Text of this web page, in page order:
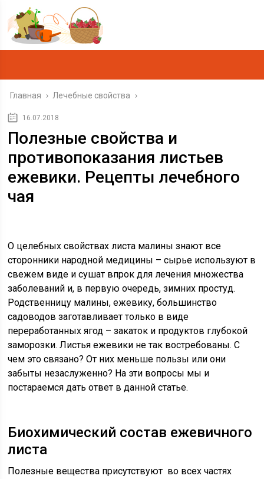
Главная › Лечебные свойства ›
16.07.2018
Полезные свойства и
противопоказания листьев
ежевики. Рецепты лечебного
чая
О целебных свойствах листа малины знают все
сторонники народной медицины – сырье используют в
свежем виде и сушат впрок для лечения множества
заболеваний и, в первую очередь, зимних простуд.
Родственницу малины, ежевику, большинство
садоводов заготавливает только в виде
переработанных ягод – закаток и продуктов глубокой
заморозки. Листья ежевики не так востребованы. С
чем это связано? От них меньше пользы или они
забыты незаслуженно? На эти вопросы мы и
постараемся дать ответ в данной статье.
Биохимический состав ежевичного
листа
Полезные вещества присутствуют во всех частях